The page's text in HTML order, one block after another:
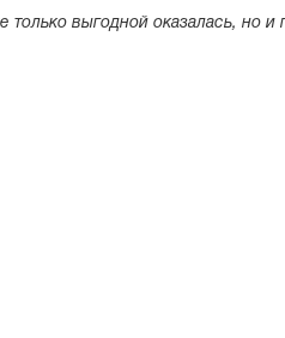
только выгодной оказалась, но